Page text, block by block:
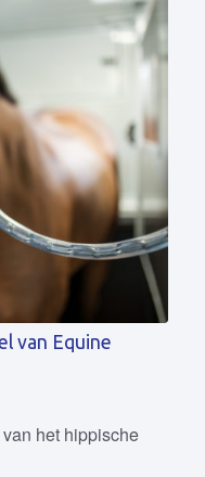
van Equine
het hippische